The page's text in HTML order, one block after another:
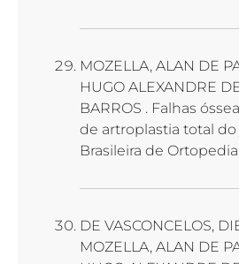
MOZELLA, ALAN DE
HUGO ALEXANDRE
BARROS . Falhas
de artroplastia total do
Brasileira de Ortopedia,
DE VASCONCELOS,
MOZELLA, ALAN DE